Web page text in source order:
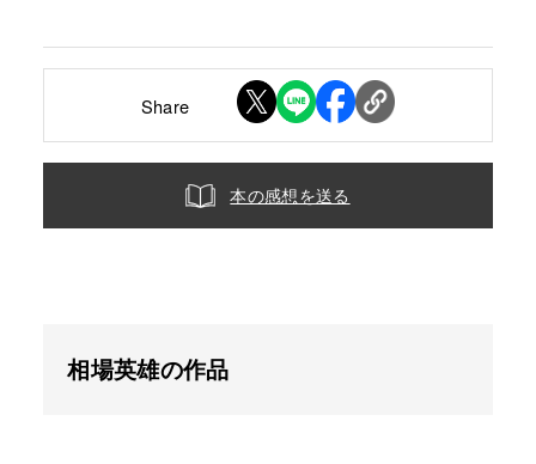
Share
本の感想を送る
相場英雄の作品